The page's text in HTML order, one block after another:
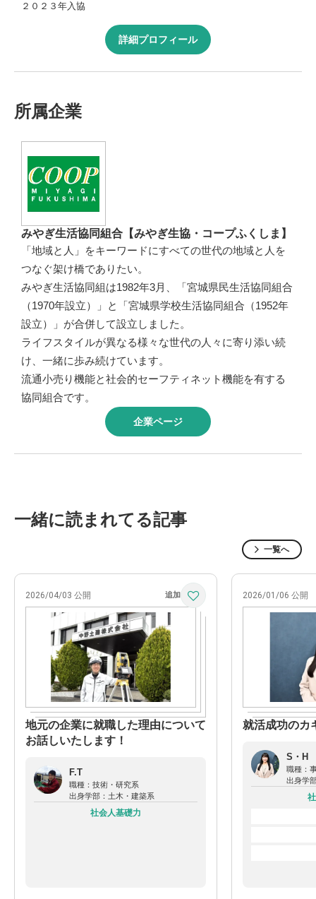
２０２３年入協
詳細プロフィール
所属企業
みやぎ生活協同組合【みやぎ生協・コープふくしま】
「地域と人」をキーワードにすべての世代の地域と人を
つなぐ架け橋でありたい。
みやぎ生活協同組は1982年3月、「宮城県民生活協同組合
（1970年設立）」と「宮城県学校生活協同組合（1952年
設立）」が合併して設立しました。
ライフスタイルが異なる様々な世代の人々に寄り添い続
け、一緒に歩み続けています。
流通小売り機能と社会的セーフティネット機能を有する
協同組合です。
企業ページ
一緒に読まれてる記事
一覧へ
2026/04/03 公開
地元の企業に就職した理由について
お話しいたします！
F.T
職種： 技術・研究系
出身学部： 土木・建築系
社会人基礎力
2026/01/06 公開
就活成功のカ
S・H
職種：
出身学